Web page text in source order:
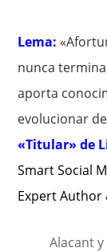
Lema:
nunca
aporta
evolucionar
«Titular» de
Smart Social
Expert Author
Alacant